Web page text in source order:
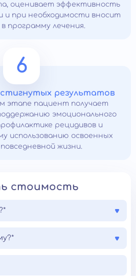
оценивает эффективность
и при необходимости вносит
программу лечения.
6
результатов
этапе пациент получает
эмоционального
рецидивов и
использованию освоенных
жизни.
стоимость